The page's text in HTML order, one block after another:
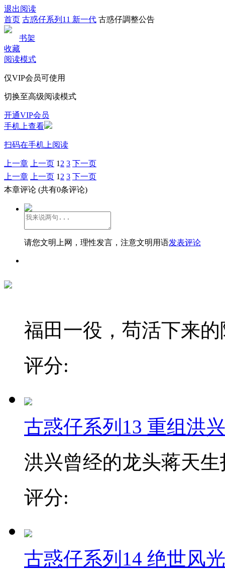
退出阅读
首页 古惑仔系列11 新一代 古惑仔調整公告
书架
收藏
阅读模式
仅VIP会员可使用
切换至高级阅读模式
开通VIP会员
手机上查看
扫码在手机上阅读
上一章 上一页 1 2 3 下一页
上一章
上一页 1 2 3 下一页
本章评论 (共有0条评论)
请您文明上网，理性发言，注意文明用语发表评论
福田一役，苟活下来
评分:
古惑仔系列13 重组洪
洪兴曾经的龙头蒋天
评分:
古惑仔系列14 绝世风光